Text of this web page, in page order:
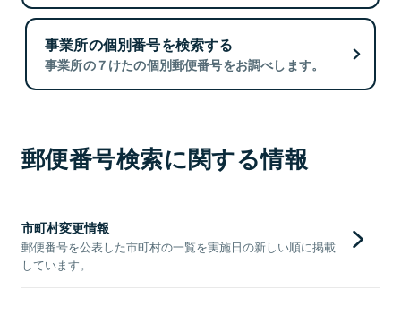
事業所の個別番号を検索する
事業所の７けたの個別郵便番号をお調べします。
郵便番号検索に関する情報
市町村変更情報
郵便番号を公表した市町村の一覧を実施日の新しい順に掲載
しています。